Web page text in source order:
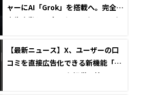
ャーにAI「Grok」を搭載へ。完全な
広告自動化に向けたベータテストを
【最新ニュース】X、ユーザーの口
コミを直接広告化できる新機能「M
ention Boosts」を提供開始